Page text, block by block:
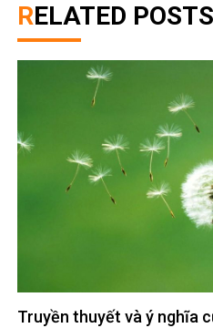
RELATED POSTS
Truyền thuyết và ý nghĩa